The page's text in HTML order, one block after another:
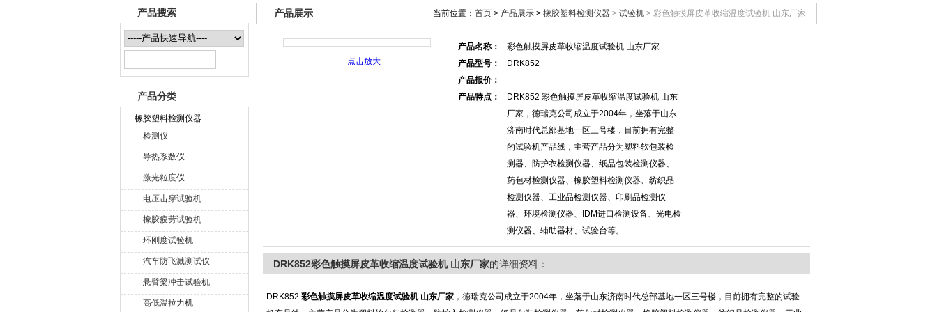
山东德瑞克仪器股份有限公司
产品搜索
产品分类
橡胶塑料检测仪器
检测仪
导热系数仪
激光粒度仪
电压击穿试验机
橡胶疲劳试验机
环刚度试验机
汽车防飞溅测试仪
悬臂梁冲击试验机
高低温拉力机
产品展示 当前位置： 首页 > 产品展示 > 橡胶塑料检测仪器 > 试验机 > 彩色触摸屏皮革收缩温度试验机 山东厂家
点击放大
产品名称：
彩色触摸屏皮革收缩温度试验机 山东厂家
产品型号：
DRK852
产品报价：
产品特点：
DRK852 彩色触摸屏皮革收缩温度试验机 山东
厂家，德瑞克公司成立于2004年，坐落于山东
济南时代总部基地一区三号楼，目前拥有完整
的试验机产品线，主营产品分为塑料软包装检
测器、防护衣检测仪器、纸品包装检测仪器、
药包材检测仪器、橡胶塑料检测仪器、纺织品
检测仪器、工业品检测仪器、印刷品检测仪
器、环境检测仪器、IDM进口检测设备、光电检
测仪器、辅助器材、试验台等。
DRK852彩色触摸屏皮革收缩温度试验机 山东厂家的详细资料：
DRK852 彩色触摸屏皮革收缩温度试验机 山东厂家 ，德瑞克公司成立于2004年，坐落于山东济南时代总部基地一区三号楼，目前拥有完整的试验